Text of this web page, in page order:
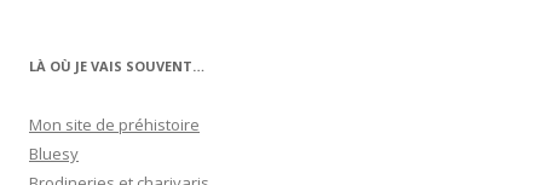
LÀ OÙ JE VAIS SOUVENT…
Mon site de préhistoire
Bluesy